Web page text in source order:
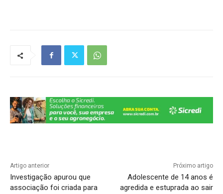
b
o
k
a
m
dI
n
Artigo anterior
Investigação apurou que
associação foi criada para
Próximo artigo
Adolescente de 14 anos é
agredida e estuprada ao sair